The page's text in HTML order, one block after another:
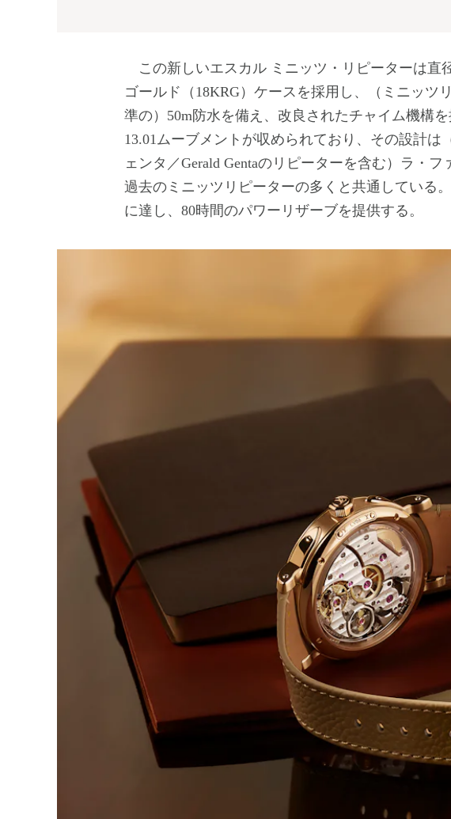
この新しいエスカル ミニッツ・リピーターは直
ゴールド（18KRG）ケースを採用し、（ミニッツ
準の）50m防水を備え、改良されたチャイム機構
13.01ムーブメントが収められており、その設計は
ェンタ／Gerald Gentaのリピーターを含む）ラ・
過去のミニッツリピーターの多くと共通している
に達し、80時間のパワーリザーブを提供する。